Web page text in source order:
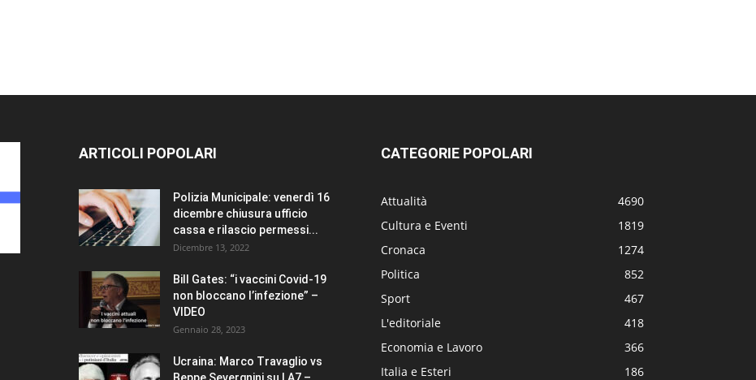
ARTICOLI POPOLARI
Polizia Municipale: venerdì 16
dicembre chiusura ufficio
cassa e rilascio permessi...
Dicembre 13, 2022
Bill Gates: “i vaccini Covid-19
non bloccano l’infezione” –
VIDEO
Gennaio 28, 2023
Ucraina: Marco Travaglio vs
CATEGORIE POPOLARI
Attualità
4690
Cultura e Eventi
1819
Cronaca
1274
Politica
852
Sport
467
L'editoriale
418
Economia e Lavoro
366
Italia e Esteri
186